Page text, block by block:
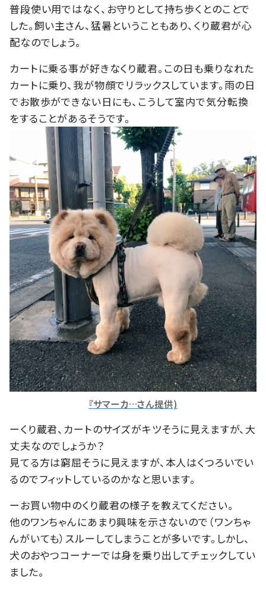
普段使い用ではなく、お守りとして持ち歩くとのことで
した。飼い主さん、猛暑ということもあり、くり蔵君が心
配なのでしょう。
カートに乗る事が好きなくり蔵君。この日も乗りなれた
カートに乗り、我が物顔でリラックスしています。雨の日
でお散歩ができない日にも、こうして室内で気分転換
をすることがあるそうです。
『サマーカ…さん提供)
ーくり蔵君、カートのサイズがキツそうに見えますが、大
丈夫なのでしょうか？
見てる方は窮屈そうに見えますが、本人はくつろいでい
るのでフィットしているのかなと思います。
ーお買い物中のくり蔵君の様子を教えてください。
他のワンちゃんにあまり興味を示さないので（ワンちゃ
んがいても）スルーしてしまうことが多いです。しかし、
犬のおやつコーナーでは身を乗り出してチェックしてい
ました。